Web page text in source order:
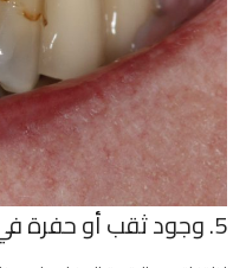
5. وجود ثقب أو حفرة في سنك :